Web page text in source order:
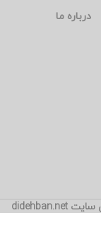
درباره ما
© تمامی حقوق مادی و معنوی این وب سایت برای سایت didehban.net